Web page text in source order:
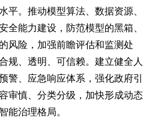
平。推动模型算法、数据资源、
全能力建设，防范模型的黑箱、
风险，加强前瞻评估和监测处
规、透明、可信赖。建立健全人
警、应急响应体系，强化政府引
审慎、分类分级，加快形成动态
能治理格局。